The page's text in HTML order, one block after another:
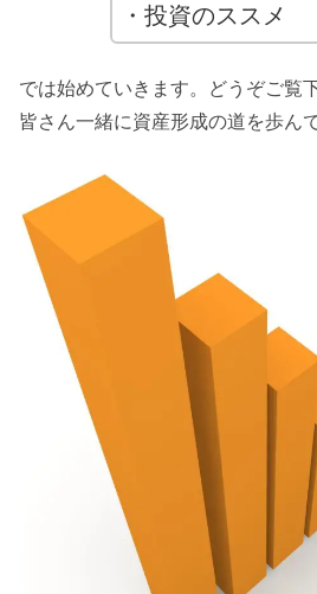
・投資のススメ
では始めていきます。どうぞご覧
皆さん一緒に資産形成の道を歩ん